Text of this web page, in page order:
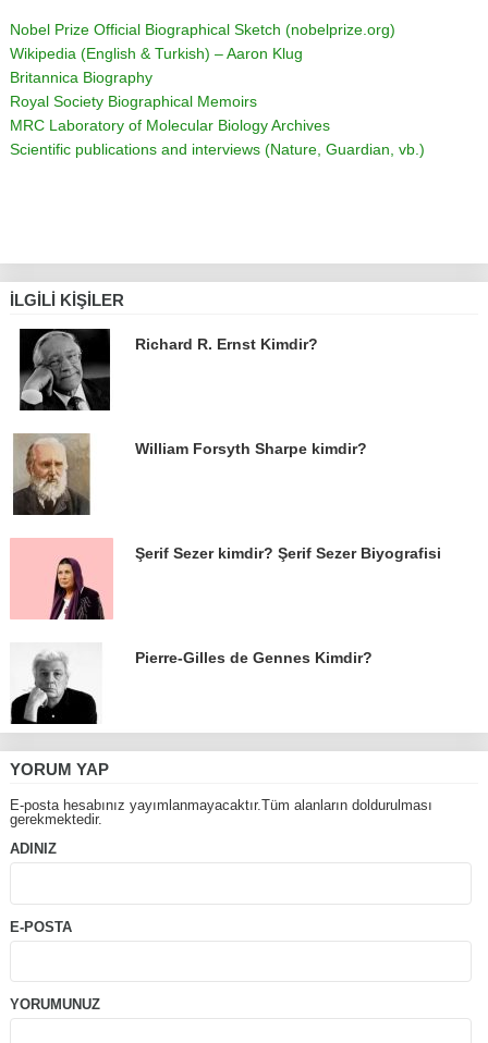
Nobel Prize Official Biographical Sketch (nobelprize.org)
Wikipedia (English & Turkish) – Aaron Klug
Britannica Biography
Royal Society Biographical Memoirs
MRC Laboratory of Molecular Biology Archives
Scientific publications and interviews (Nature, Guardian, vb.)
İLGILI KIŞILER
Richard R. Ernst Kimdir?
William Forsyth Sharpe kimdir?
Şerif Sezer kimdir? Şerif Sezer Biyografisi
Pierre-Gilles de Gennes Kimdir?
YORUM YAP
E-posta hesabınız yayımlanmayacaktır.Tüm alanların doldurulması
gerekmektedir.
ADINIZ
E-POSTA
YORUMUNUZ